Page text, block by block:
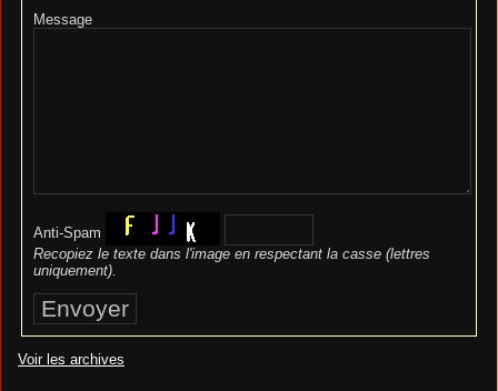
Message
Anti-Spam
Recopiez le texte dans l'image en respectant la casse (lettres
uniquement).
Voir les archives